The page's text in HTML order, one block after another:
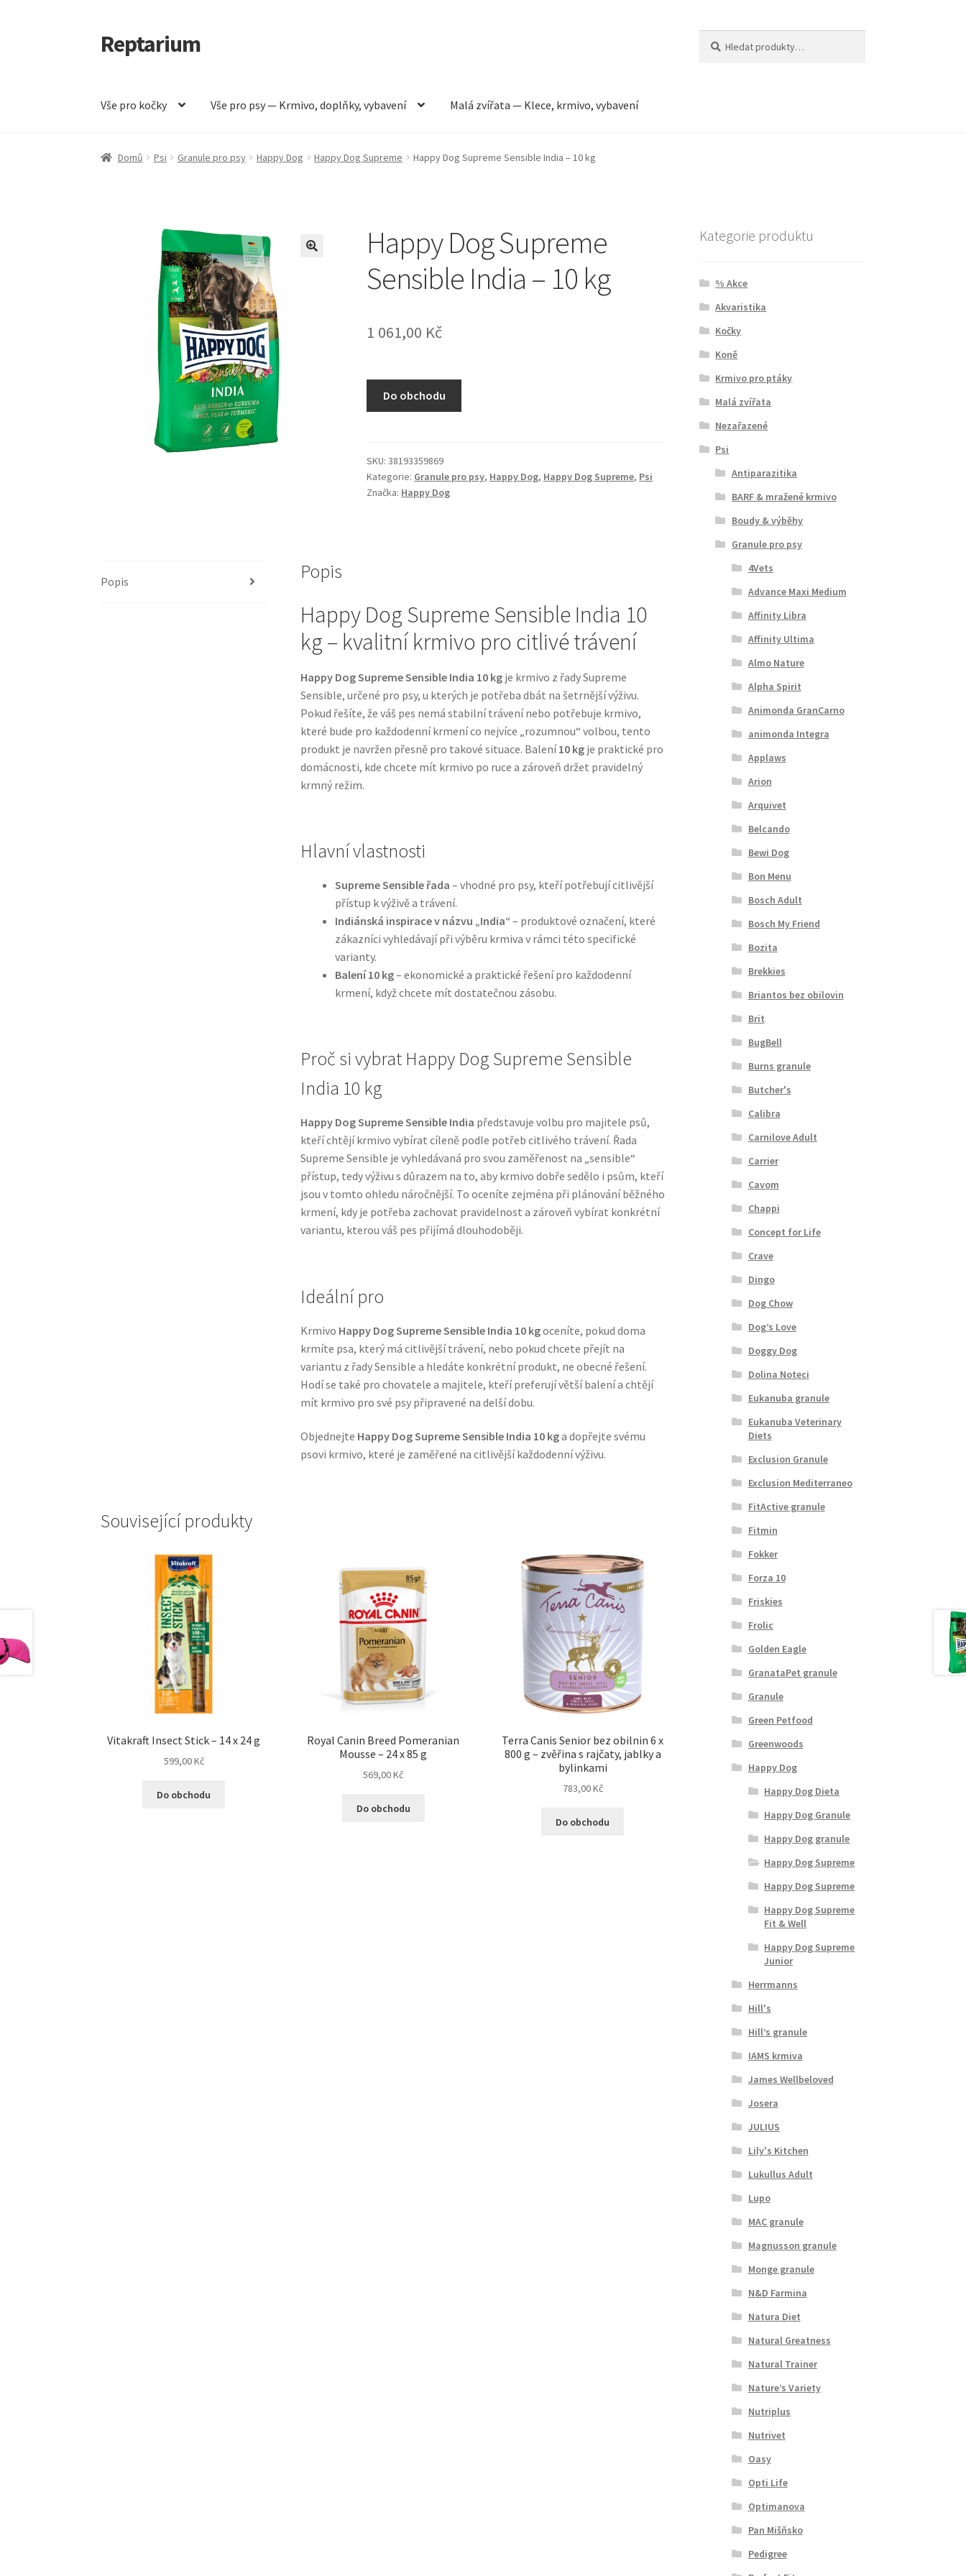
Přeskočit
na
Přejít
k
Reptarium
Vše pro kočky Vše pro psy — Krmivo, doplňky, vybavení Malá zvířata — Klece, krmivo, vybavení
Úvodní stránka Košík Malá zvířata — Klece, krmivo, vybavení Můj účet Obchod Pokladna Vše pro kočky
Domů Psi Granule pro psy Happy Dog Happy Dog Supreme Happy Dog Supreme Sensible India – 10 kg
Happy Dog Supreme
Sensible India – 10 kg
1 061,00 Kč
Do obchodu
SKU:38193359869
Kategorie: Granule pro psy, Happy Dog, Happy Dog Supreme, Psi
Značka: Happy Dog
Popis Popis
Happy Dog Supreme Sensible India 10
kg – kvalitní krmivo pro citlivé trávení
Happy Dog Supreme Sensible India 10 kgje krmivo z řady Supreme
Sensible, určené pro psy, u kterých je potřeba dbát na šetrnější výživu.
Pokud řešíte, že váš pes nemá stabilní trávení nebo potřebuje krmivo,
které bude pro každodenní krmení co nejvíce „rozumnou“ volbou, tento
produkt je navržen přesně pro takové situace. Balení10 kgje praktické pro
domácnosti, kde chcete mít krmivo po ruce a zároveň držet pravidelný
krmný režim.
Hlavní vlastnosti
Supreme Sensible řada – vhodné pro psy, kteří potřebují citlivější
přístup k výživě a trávení.
Indiánská inspirace v názvu „India“ – produktové označení, které
zákazníci vyhledávají při výběru krmiva v rámci této specifické
varianty.
Balení 10 kg– ekonomické a praktické řešení pro každodenní
krmení, když chcete mít dostatečnou zásobu.
Proč si vybrat Happy Dog Supreme Sensible
India 10 kg
Happy Dog Supreme Sensible India představuje volbu pro majitele psů,
kteří chtějí krmivo vybírat cíleně podle potřeb citlivého trávení. Řada
Supreme Sensible je vyhledávaná pro svou zaměřenost na „sensible“
přístup, tedy výživu s důrazem na to, aby krmivo dobře sedělo i psům, kteří
jsou v tomto ohledu náročnější. To oceníte zejména při plánování běžného
krmení, kdy je potřeba zachovat pravidelnost a zároveň vybírat konkrétní
variantu, kterou váš pes přijímá dlouhodoběji.
Ideální pro
Krmivo Happy Dog Supreme Sensible India 10 kgoceníte, pokud doma
krmíte psa, který má citlivější trávení, nebo pokud chcete přejít na
variantu z řady Sensible a hledáte konkrétní produkt, ne obecné řešení.
Hodí se také pro chovatele a majitele, kteří preferují větší balení a chtějí
mít krmivo pro své psy připravené na delší dobu.
Objednejte Happy Dog Supreme Sensible India 10 kga dopřejte svému
psovi krmivo, které je zaměřené na citlivější každodenní výživu.
Související produkty
Vitakraft Insect Stick – 14 x 24 g
599,00Kč
Do obchodu
Royal Canin Breed Pomeranian
Mousse – 24 x 85 g
569,00Kč
Do obchodu
Terra Canis Senior bez obilnin 6 x
800 g – zvěřina s rajčaty, jablky a
bylinkami
783,00Kč
Do obchodu
Kategorie produktu
% Akce
Akvaristika
Kočky
Koně
Krmivo pro ptáky
Malá zvířata
Nezařazené
Psi
Antiparazitika
BARF & mražené krmivo
Boudy & výběhy
Granule pro psy
4Vets
Advance Maxi Medium
Affinity Libra
Affinity Ultima
Almo Nature
Alpha Spirit
Animonda GranCarno
animonda Integra
Applaws
Arion
Arquivet
Belcando
Bewi Dog
Bon Menu
Bosch Adult
Bosch My Friend
Bozita
Brekkies
Briantos bez obilovin
Brit
BugBell
Burns granule
Butcher's
Calibra
Carnilove Adult
Carrier
Cavom
Chappi
Concept for Life
Crave
Dingo
Dog Chow
Dog’s Love
Doggy Dog
Dolina Noteci
Eukanuba granule
Eukanuba Veterinary
Diets
Exclusion Granule
Exclusion Mediterraneo
FitActive granule
Fitmin
Fokker
Forza 10
Friskies
Frolic
Golden Eagle
GranataPet granule
Granule
Green Petfood
Greenwoods
Happy Dog
Happy Dog Dieta
Happy Dog Granule
Happy Dog granule
Happy Dog Supreme
Happy Dog Supreme
Happy Dog Supreme
Fit & Well
Happy Dog Supreme
Junior
Herrmanns
Hill's
Hill’s granule
IAMS krmiva
James Wellbeloved
Josera
JULIUS
Lily's Kitchen
Lukullus Adult
Lupo
MAC granule
Magnusson granule
Monge granule
N&D Farmina
Natura Diet
Natural Greatness
Natural Trainer
Nature’s Variety
Nutriplus
Nutrivet
Oasy
Opti Life
Optimanova
Pan Mišňsko
Pedigree